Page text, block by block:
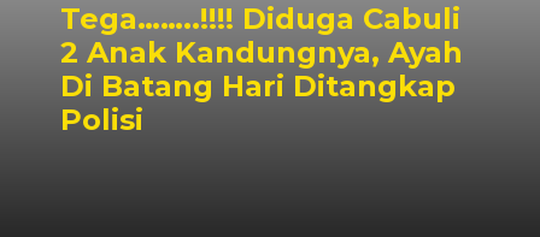
Tega……..!!!! Diduga Cabuli
2 Anak Kandungnya, Ayah
Di Batang Hari Ditangkap
Polisi